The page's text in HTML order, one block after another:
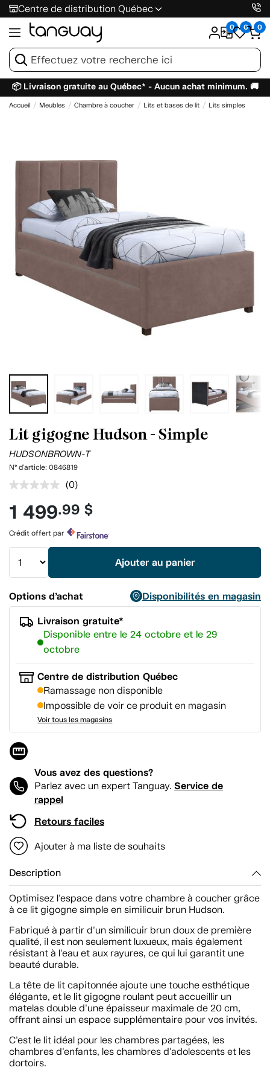
Centre de distribution Québec
0 0 0
📦 Livraison gratuite au Québec* - Aucun achat minimum. 🚚
Accueil Meubles Chambre à coucher Lits et bases de lit Lits simples
Lit gigogne Hudson - Simple
HUDSONBROWN-T
N° d'article: 0846819
Aucune
pour
ce
produit.
Lien
vers
page.
(0)
1 499.99 $
Crédit offert par
Ajouter au panier
Options d’achat
Disponibilités en magasin
Livraison gratuite*
Disponible entre le 24 octobre et le 29
octobre
Centre de distribution Québec
Ramassage non disponible
Impossible de voir ce produit en magasin
Voir tous les magasins
Vous avez des questions?
Parlez avec un expert Tanguay. Service de
rappel
Retours faciles
Ajouter à ma liste de souhaits
Description
Optimisez l'espace dans votre chambre à coucher grâce
à ce lit gigogne simple en similicuir brun Hudson.
Fabriqué à partir d'un similicuir brun doux de première
qualité, il est non seulement luxueux, mais également
résistant à l'eau et aux rayures, ce qui lui garantit une
beauté durable.
La tête de lit capitonnée ajoute une touche esthétique
élégante, et le lit gigogne roulant peut accueillir un
matelas double d'une épaisseur maximale de 20 cm,
offrant ainsi un espace supplémentaire pour vos invités.
C'est le lit idéal pour les chambres partagées, les
chambres d'enfants, les chambres d'adolescents et les
dortoirs.